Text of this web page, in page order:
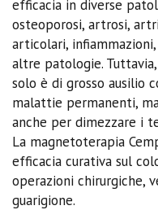
efficacia in diverse
osteoporosi, artrosi,
articolari,
altre patologie.
solo è di grosso ausilio
malattie permanenti,
anche per dimezzare i
La magnetoterapia
efficacia curativa sul
operazioni chirurgiche,
guarigione.